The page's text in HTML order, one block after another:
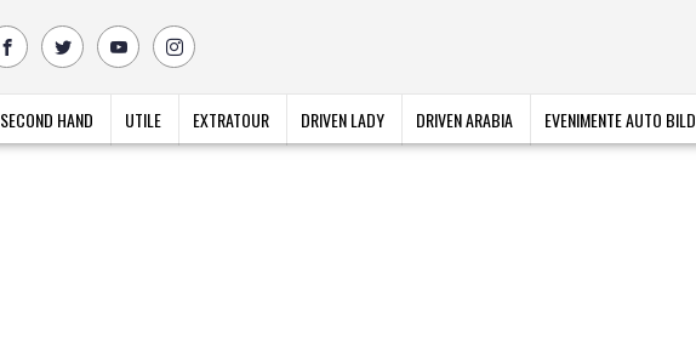
SECOND HAND UTILE EXTRATOUR DRIVEN LADY DRIVEN ARABIA EVENIMENTE AUTO BILD